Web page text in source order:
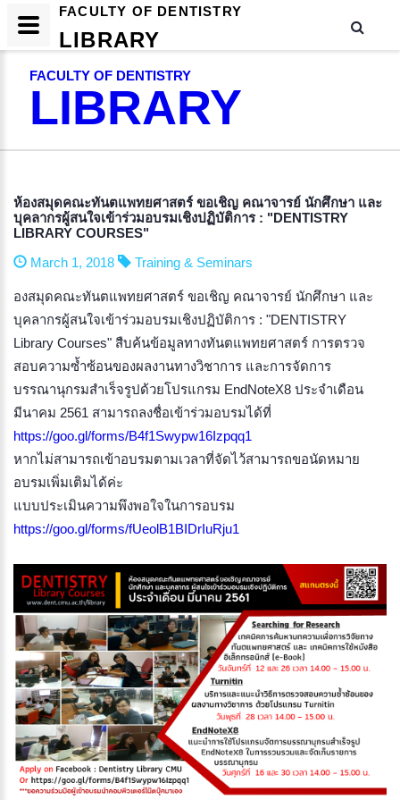
FACULTY OF DENTISTRY
LIBRARY
ห้องสมุดคณะทันตแพทยศาสตร์ ขอเชิญ คณาจารย์ นักศึกษา และ
บุคลากรผู้สนใจเข้าร่วมอบรมเชิงปฏิบัติการ : "DENTISTRY
LIBRARY COURSES"
March 1, 2018
Training & Seminars
องสมุดคณะทันตแพทยศาสตร์ ขอเชิญ คณาจารย์ นักศึกษา และ
บุคลากรผู้สนใจเข้าร่วมอบรมเชิงปฏิบัติการ : "DENTISTRY
Library Courses" สืบค้นข้อมูลทางทันตแพทยศาสตร์ การตรวจ
สอบความซ้ำซ้อนของผลงานทางวิชาการ และการจัดการ
บรรณานุกรมสำเร็จรูปด้วยโปรแกรม EndNoteX8 ประจำเดือน
มีนาคม 2561 สามารถลงชื่อเข้าร่วมอบรมได้ที่
https://goo.gl/forms/B4f1Swypw16Izpqq1
หากไม่สามารถเข้าอบรมตามเวลาที่จัดไว้สามารถขอนัดหมาย
อบรมเพิ่มเติมได้ค่ะ
แบบประเมินความพึงพอใจในการอบรม
https://goo.gl/forms/fUeolB1BIDrIuRju1
FACULTY OF DENTISTRY
LIBRARY